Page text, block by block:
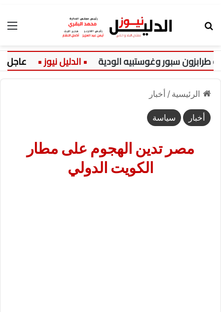
سبور وغوستبيه الودية عاجل:
الرئيسية / أخبار
أخبار سياسة
مصر تدين الهجوم على مطار
الكويت الدولي